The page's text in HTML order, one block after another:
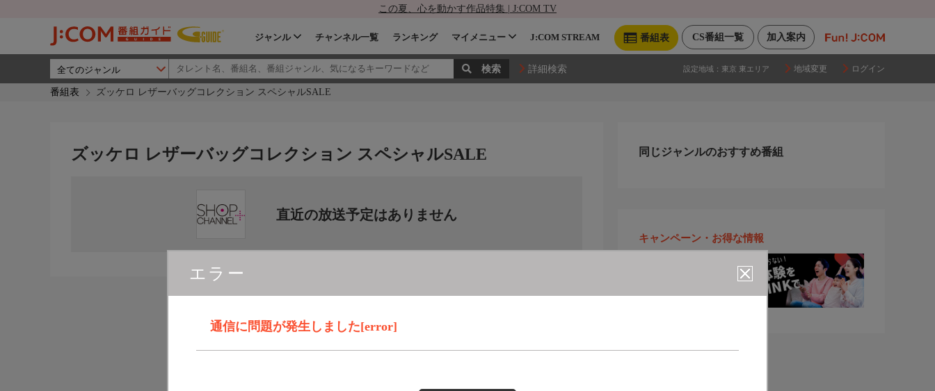
この夏、心を動かす作品特集 | J:COM TV
加入案内
CS番組一覧
番組表
ジャンル チャンネル一覧 ランキング マイメニュー J:COM STREAM
詳細検索 設定地域： 東京 東エリア 地域変更 ログイン
番組表 ズッケロ レザーバッグコレクション スペシャルSALE
エラー
通信に問題が発生しました[error]
ズッケロ レザーバッグコレクション スペシャルSALE
直近の放送予定はありません
同じジャンルのおすすめ番組
キャンペーン・お得な情報